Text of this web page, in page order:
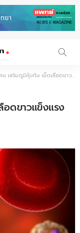
เสริมภูมิคุ้มกัน เม็ดเลือดขาวแข็งแรง
ดขาวแข็งแรง